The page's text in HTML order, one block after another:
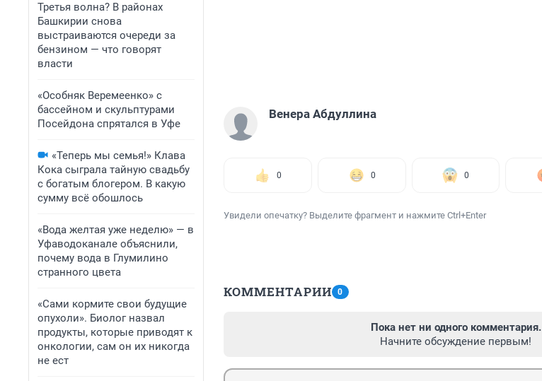
Третья волна? В районах
Башкирии снова
выстраиваются очереди за
бензином — что говорят
власти
«Особняк Веремеенко» с
бассейном и скульптурами
Посейдона спрятался в Уфе
«Теперь мы семья!» Клава
Кока сыграла тайную свадьбу
с богатым блогером. В какую
сумму всё обошлось
«Вода желтая уже неделю» — в
Уфаводоканале объяснили,
почему вода в Глумилино
странного цвета
«Сами кормите свои будущие
опухоли». Биолог назвал
продукты, которые приводят к
онкологии, сам он их никогда
не ест
Венера Абдуллина
0 0 0
Увидели опечатку? Выделите фрагмент и нажмите Ctrl+Enter
КОММЕНТАРИИ 0
Пока нет ни одного комментария.
Начните обсуждение первым!